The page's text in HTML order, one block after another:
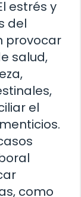
estrés y
del
provocar
salud,
el
como